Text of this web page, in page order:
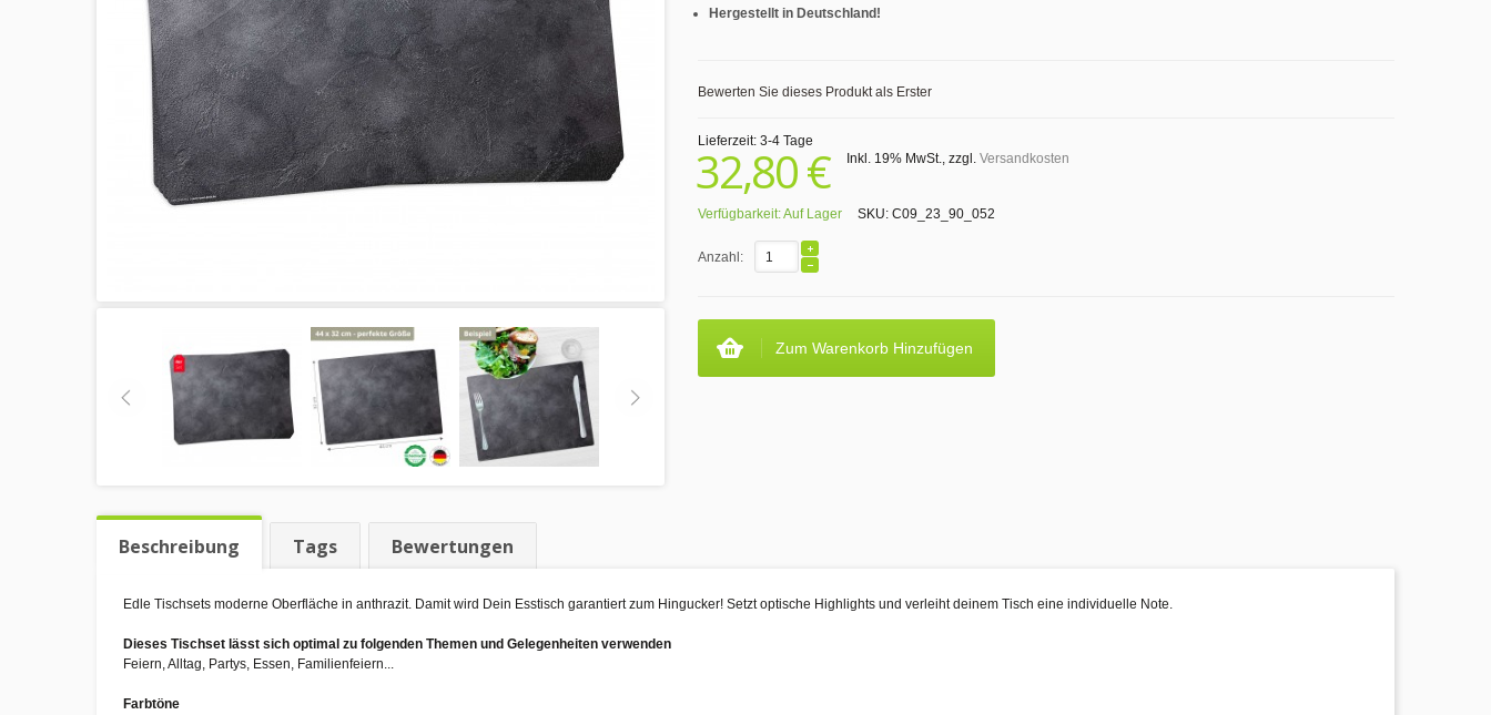
Hergestellt in Deutschland!
Bewerten Sie dieses Produkt als Erster
Lieferzeit: 3-4 Tage
32,80 € Inkl. 19% MwSt., zzgl. Versandkosten
Verfügbarkeit:Auf Lager SKU: C09_23_90_052
Anzahl:
Zum Warenkorb Hinzufügen
Beschreibung Tags Bewertungen
Edle Tischsets moderne Oberfläche in anthrazit. Damit wird Dein Esstisch garantiert zum Hingucker! Setzt optische Highlights und verleiht deinem Tisch eine individuelle Note.
Dieses Tischset lässt sich optimal zu folgenden Themen und Gelegenheiten verwenden
Feiern, Alltag, Partys, Essen, Familienfeiern...
Farbtöne